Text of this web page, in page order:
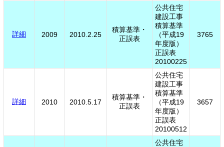
詳細 2009 2010.2.25
積算基準・
正誤表
公共住宅
建設工事
積算基準
（平成19
年度版）
正誤表
20100225
3765
詳細 2010 2010.5.17
積算基準・
正誤表
公共住宅
建設工事
積算基準
（平成19
年度版）
正誤表
20100512
3657
公共住宅